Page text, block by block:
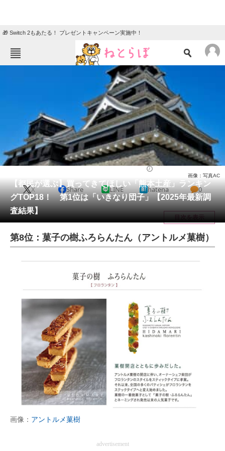
🎁 Switch 2もあたる！ プレゼントキャンペーン実施中！
ニュース
クイズ
地域
住まい 教育・育児
動物 リサーチ
会員記事
メディア
注目記事を集めた総合ページ
ITの今と未来を見通す
進化するPCとデバイスの未来
好きが集まる 比べて選べる
ビジネスと働き方のヒント
AI活用のいまが分かる
企業ITのトレンドを詳説
経営リーダーのコミュニティ
マーケ×ITの今がよく分かる
ITエンジニア向け専門サイト
【都民が選ぶ】買ってきてほしい「熊本土産」ランキン
グTOP18！ 第1位は「いきなり団子」【2025年最新調
査結果】
画像：写真AC
X Share LINE hatena 0
目次を表示
第8位：菓子の樹ふろらんたん（アントルメ菓樹）
画像： アントルメ菓樹
advertisement